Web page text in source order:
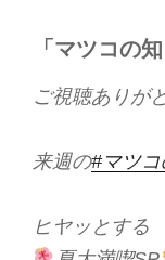
「マツコの
ご視聴ありが
来週の#マツ
ヒヤッとする